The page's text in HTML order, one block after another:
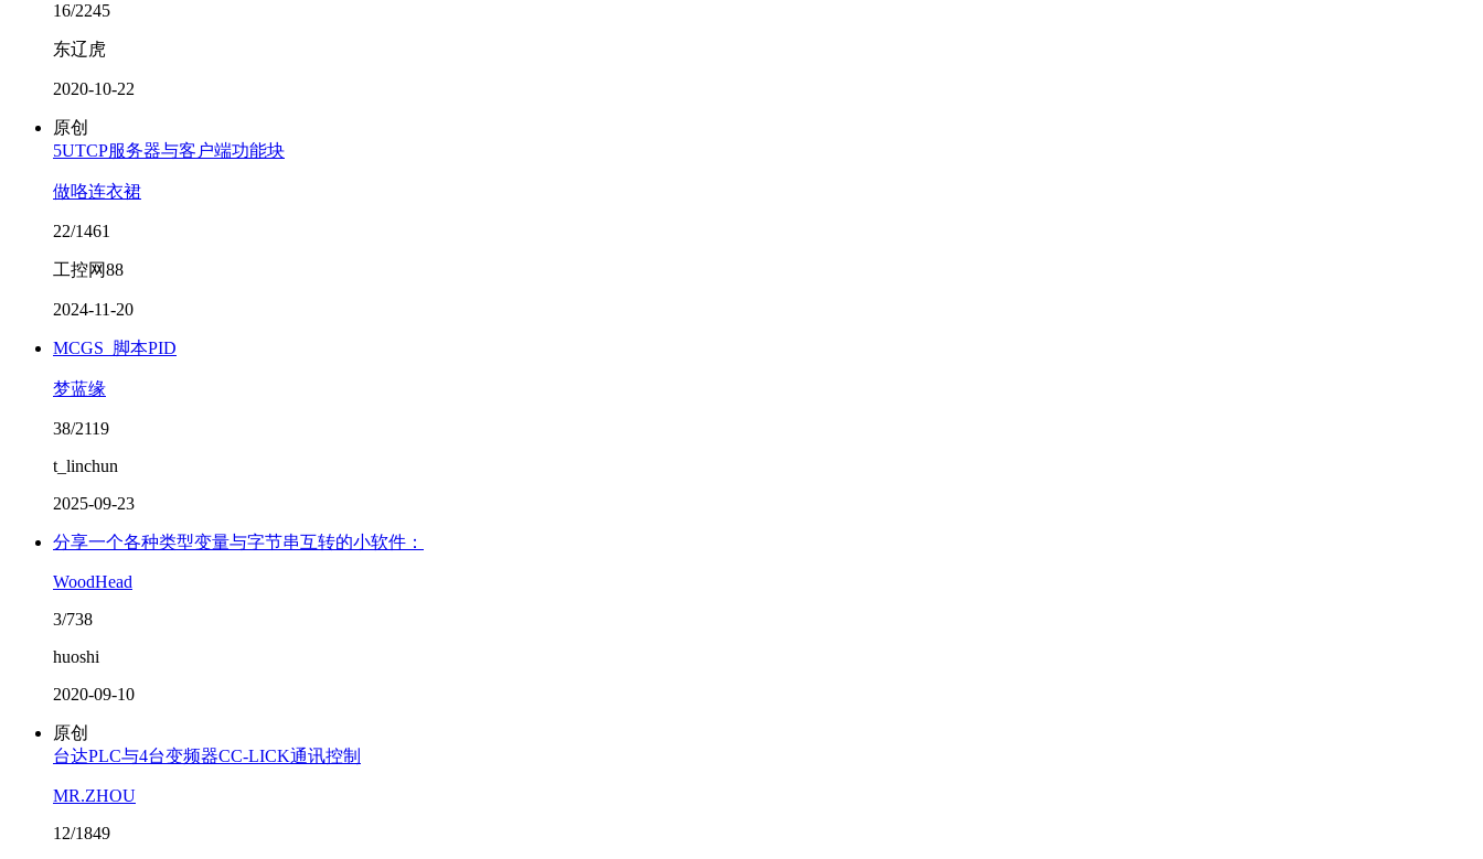
16/2245
东辽虎
2020-10-22
原创
5UTCP服务器与客户端功能块
做咯连衣裙
22/1461
工控网88
2024-11-20
MCGS_脚本PID
梦蓝缘
38/2119
t_linchun
2025-09-23
分享一个各种类型变量与字节串互转的小软件：
WoodHead
3/738
huoshi
2020-09-10
原创
台达PLC与4台变频器CC-LICK通讯控制
MR.ZHOU
12/1849